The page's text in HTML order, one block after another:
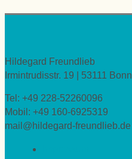
Hildegard Freundlieb
Irmintrudisstr. 19 | 53111 Bonn
Tel: +49 228-52260096
Mobil: +49 160-6925319
mail@hildegard-freundlieb.de